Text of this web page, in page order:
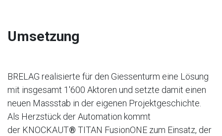
Umsetzung
BRELAG realisierte für den Giessenturm eine Lösung
mit insgesamt 1'600 Aktoren und setzte damit einen
neuen Massstab in der eigenen Projektgeschichte.
Als Herzstück der Automation kommt
der KNOCKAUT® TITAN FusionONE zum Einsatz, der